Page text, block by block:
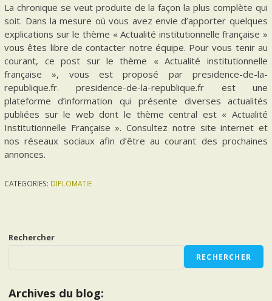
La chronique se veut produite de la façon la plus complète qui
soit. Dans la mesure où vous avez envie d’apporter quelques
explications sur le thème « Actualité institutionnelle française »
vous êtes libre de contacter notre équipe. Pour vous tenir au
courant, ce post sur le thème « Actualité institutionnelle
française », vous est proposé par presidence-de-la-
republique.fr. presidence-de-la-republique.fr est une
plateforme d’information qui présente diverses actualités
publiées sur le web dont le thème central est « Actualité
Institutionnelle Française ». Consultez notre site internet et
nos réseaux sociaux afin d’être au courant des prochaines
annonces.
CATEGORIES: DIPLOMATIE
Rechercher
RECHERCHER
Archives du blog: